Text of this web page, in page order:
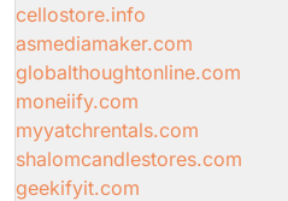
cellostore.info
asmediamaker.com
globalthoughtonline.com
moneiify.com
myyatchrentals.com
shalomcandlestores.com
geekifyit.com